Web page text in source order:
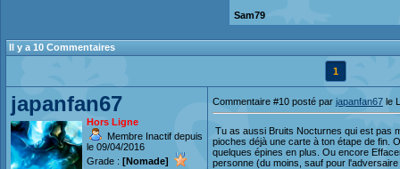
Sam79
Il y a 10 Commentaires
1
japanfan67
Hors Ligne
Membre Inactif depuis
le 09/04/2016
Grade : [Nomade]
Commentaire #10 posté par japanfan67 le
Tu as aussi Bruits Nocturnes qui est pas
pioches déjà une carte à ton étape de fin.
quelques épines en plus. Ou encore
personne (du moins, sauf pour